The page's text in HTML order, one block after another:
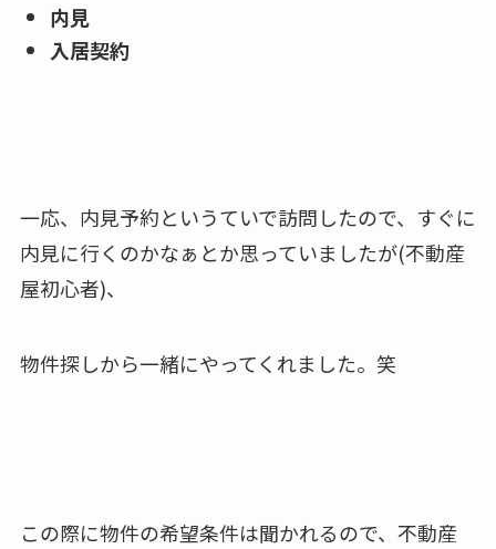
内見
入居契約
一応、内見予約というていで訪問したので、すぐに
内見に行くのかなぁとか思っていましたが(不動産
屋初心者)、
物件探しから一緒にやってくれました。笑
この際に物件の希望条件は聞かれるので、不動産